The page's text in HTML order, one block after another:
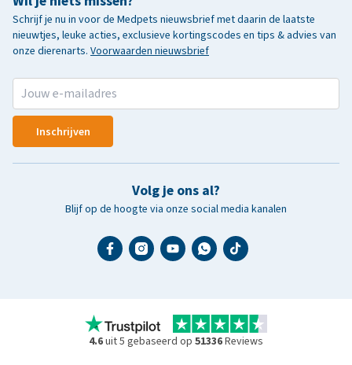
Schrijf je nu in voor de Medpets nieuwsbrief met daarin de laatste
nieuwtjes, leuke acties, exclusieve kortingscodes en tips & advies van
onze dierenarts. Voorwaarden nieuwsbrief
Inschrijven
Volg je ons al?
Blijf op de hoogte via onze social media kanalen
4.6uit 5 gebaseerd op 51336Reviews